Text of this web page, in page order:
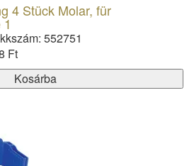
4 Stück Molar, für
552751
Ft
Kosárba